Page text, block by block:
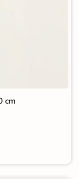
cm